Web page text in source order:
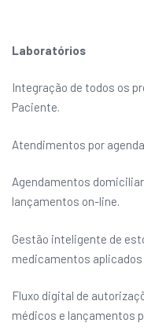
Laboratórios
Integração de todos os
Paciente.
Atendimentos por
Agendamentos
lançamentos on-line.
Gestão inteligente de
medicamentos aplicados
Fluxo digital de
médicos e lançamentos